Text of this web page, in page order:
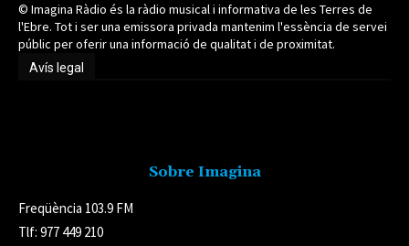
© Imagina Ràdio és la ràdio musical i informativa de les Terres de
l'Ebre. Tot i ser una emissora privada mantenim l'essència de servei
públic per oferir una informació de qualitat i de proximitat.
Avís legal
Sobre Imagina
Freqüència 103.9 FM
Tlf: 977 449 210